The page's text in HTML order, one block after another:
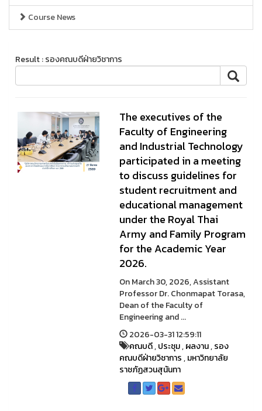
Course News
Result : รองคณบดีฝ่ายวิชาการ
The executives of the
Faculty of Engineering
and Industrial Technology
participated in a meeting
to discuss guidelines for
student recruitment and
educational management
under the Royal Thai
Army and Family Program
for the Academic Year
2026.
On March 30, 2026, Assistant
Professor Dr. Chonmapat Torasa,
Dean of the Faculty of
Engineering and ...
2026-03-31 12:59:11
คณบดี,ประชุม,ผลงาน,รอง
คณบดีฝ่ายวิชาการ,มหาวิทยาลัย
ราชภัฏสวนสุนันทา